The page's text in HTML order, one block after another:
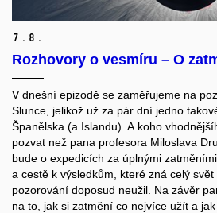
7. 8.
Rozhovory o vesmíru – O
V dnešní epizodě se zaměřujeme na
Slunce, jelikož už za pár dní jedno
Španělska (a Islandu). A koho
pozvat než pana profesora Miloslava
bude o expedicích za úplnými
a cestě k výsledkům, které zná celý
pozorování doposud neužil. Na závěr
na to, jak si zatmění co nejvíce užít a